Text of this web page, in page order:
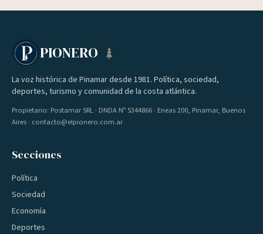
PIONERO
La voz histórica de Pinamar desde 1981. Política, sociedad,
deportes, turismo y comunidad de la costa atlántica.
Propietario: Postamar SRL · DNDA Nº 5344866 · Eneas 200, Pinamar, Buenos
Aires · contacto@elpionero.com.ar
Secciones
Política
Sociedad
Economía
Deportes